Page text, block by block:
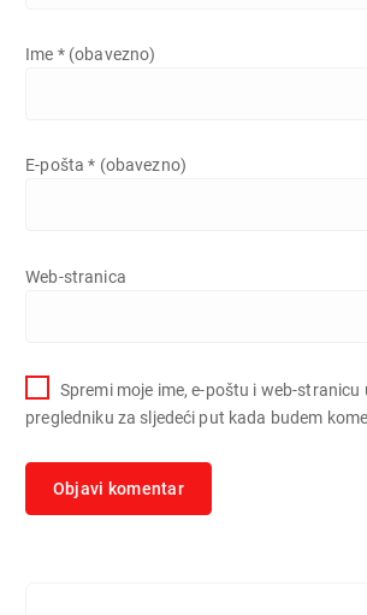
Ime * (obavezno)
E-pošta* (obavezno)
Web-stranica
Spremi moje ime, e-poštu i web-stranicu
pregledniku za sljedeći put kada budem